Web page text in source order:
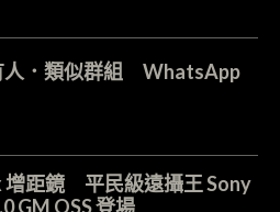
人．類似群組 WhatsApp
增距鏡 平民級遠攝王 Sony
GM OSS 登場